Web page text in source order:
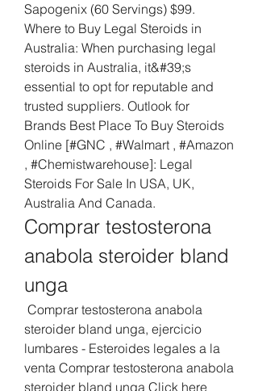
Sapogenix (60 Servings) $99.
Where to Buy Legal Steroids in
Australia: When purchasing legal
steroids in Australia, it&#39;s
essential to opt for reputable and
trusted suppliers. Outlook for
Brands Best Place To Buy Steroids
Online [#GNC , #Walmart , #Amazon
, #Chemistwarehouse]: Legal
Steroids For Sale In USA, UK,
Australia And Canada.
Comprar testosterona
anabola steroider bland
unga
steroider bland unga, ejercicio
lumbares - Esteroides legales a la
venta Comprar testosterona anabola
steroider bland unga Click here